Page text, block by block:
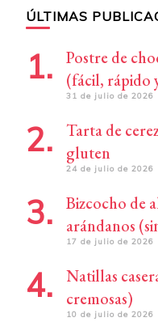
ÚLTIMAS
Postre de
(fácil, rápido
31 de julio de 2026
Tarta de
gluten
24 de julio de 2026
Bizcocho de
arándanos
17 de julio de 2026
Natillas
cremosas)
10 de julio de 2026